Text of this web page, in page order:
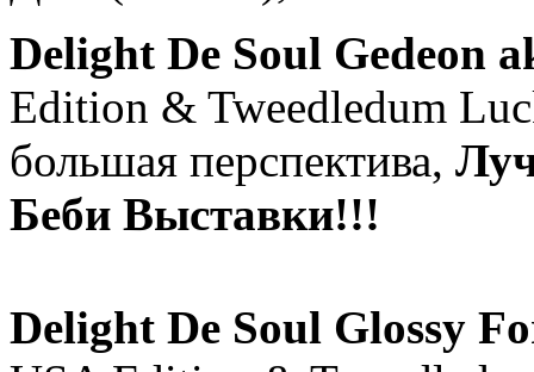
Delight De Soul Gedeon
Edition & Tweedledum
большая перспектива,
Беби Выставки!!!
Delight De Soul Glossy